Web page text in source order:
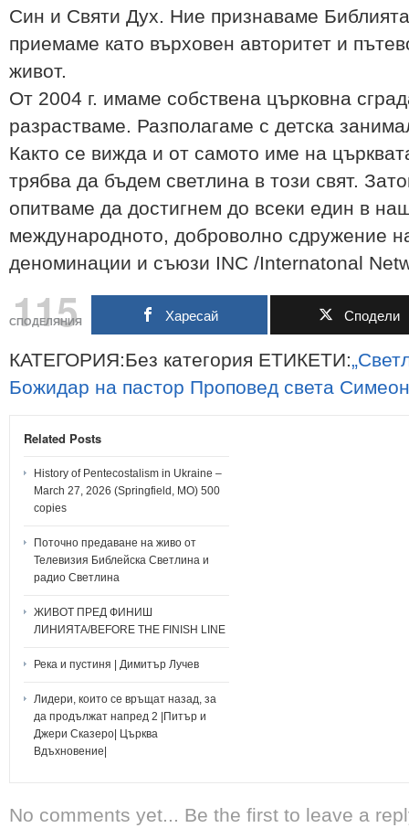
Син и Святи Дух. Ние признаваме
приемаме като върховен авторитет и
живот.
От 2004 г. имаме собствена църковна
разрастваме. Разполагаме с детска
Както се вижда и от самото име на
трябва да бъдем светлина в този свят.
опитваме да достигнем до всеки един в
международното, доброволно сдружение
деноминации и съюзи INC /Internatonal
115
СПОДЕЛЯНИЯ Харесай Сподели
КАТЕГОРИЯ:Без категория ЕТИКЕТИ:
Божидар на пастор Проповед света
Related Posts
History of Pentecostalism in Ukraine –
March 27, 2026 (Springfield, MO) 500
copies
Поточно предаване на живо от
Телевизия Библейска Светлина и
радио Светлина
ЖИВОТ ПРЕД ФИНИШ
ЛИНИЯТА/BEFORE THE FINISH LINE
Река и пустиня | Димитър Лучев
Лидери, които се връщат назад, за
да продължат напред 2 |Питър и
Джери Сказеро| Църква
Вдъхновение|
No comments yet... Be the first to leave a